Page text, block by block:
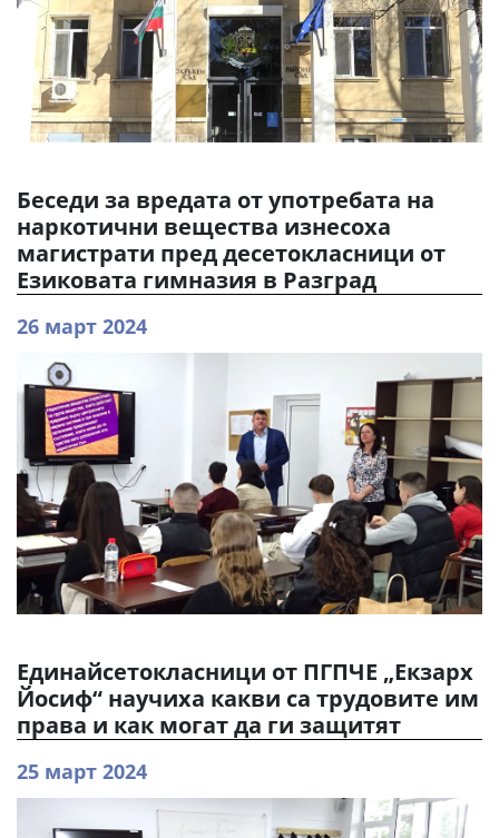
Беседи за вредата от употребата на
наркотични вещества изнесоха
магистрати пред десетокласници от
Езиковата гимназия в Разград
26 март 2024
Единайсетокласници от ПГПЧЕ „Екзарх
Йосиф“ научиха какви са трудовите им
права и как могат да ги защитят
25 март 2024